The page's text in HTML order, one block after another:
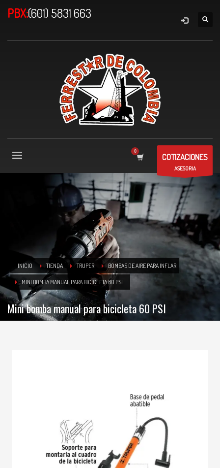
PBX:(601) 5831 663
COTIZACIONES
ASESORIA
INICIO TIENDA TRUPER BOMBAS DE AIRE PARA INFLAR
MINI BOMBA MANUAL PARA BICICLETA 60 PSI
Mini bomba manual para bicicleta 60 PSI